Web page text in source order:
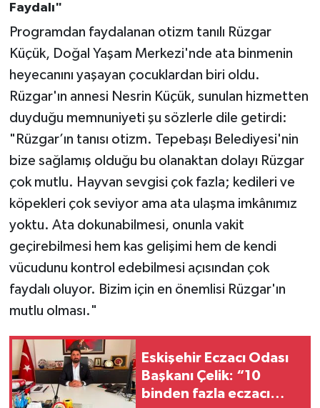
Faydalı"
Programdan faydalanan otizm tanılı Rüzgar
Küçük, Doğal Yaşam Merkezi'nde ata binmenin
heyecanını yaşayan çocuklardan biri oldu.
Rüzgar'ın annesi Nesrin Küçük, sunulan hizmetten
duyduğu memnuniyeti şu sözlerle dile getirdi:
"Rüzgar’ın tanısı otizm. Tepebaşı Belediyesi'nin
bize sağlamış olduğu bu olanaktan dolayı Rüzgar
çok mutlu. Hayvan sevgisi çok fazla; kedileri ve
köpekleri çok seviyor ama ata ulaşma imkânımız
yoktu. Ata dokunabilmesi, onunla vakit
geçirebilmesi hem kas gelişimi hem de kendi
vücudunu kontrol edebilmesi açısından çok
faydalı oluyor. Bizim için en önemlisi Rüzgar'ın
mutlu olması."
Eskişehir Eczacı Odası
Başkanı Çelik: “10
binden fazla eczacı